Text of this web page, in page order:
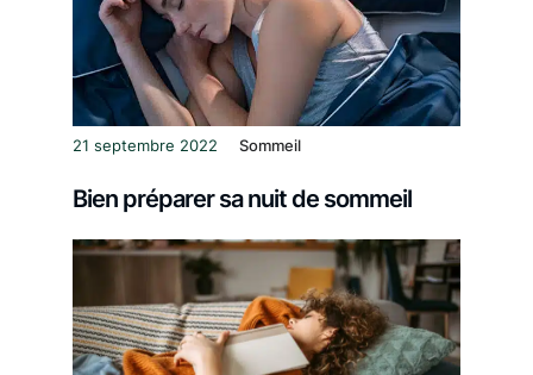
21 septembre 2022 Sommeil
Bien préparer sa nuit de sommeil